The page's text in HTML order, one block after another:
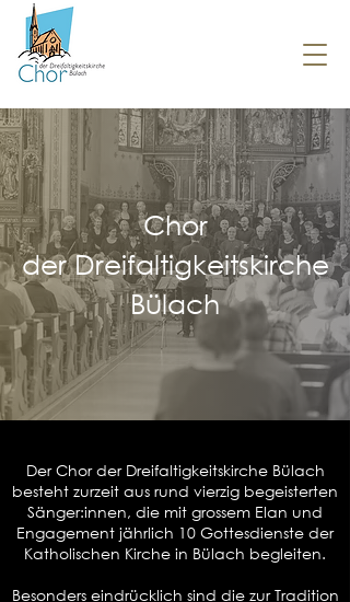
Chor
der Dreifaltigkeitskirche
Bülach
Der Chor der Dreifaltigkeitskirche Bülach
besteht zurzeit aus rund vierzig begeisterten
Sänger:innen, die mit grossem Elan und
Engagement jährlich 10 Gottesdienste der
Katholischen Kirche in Bülach begleiten.
Besonders eindrücklich sind die zur Tradition